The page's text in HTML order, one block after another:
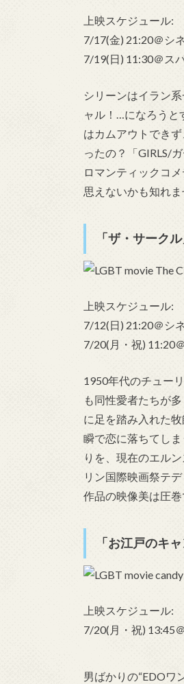
上映スケジュール:
7/17(金) 21:20＠シ
7/19(日) 11:30＠ス
シリーンはイラン
ャル！…になろうと
はカムアウトでき
ったの？「GIRLS/
ロマンティックコ
思えないかも知れま
「ザ・サークル
上映スケジュール:
7/12(日) 21:20＠シ
7/20(月・祝) 11:20
1950年代のチュー
も同性愛者たちが
に足を踏み入れた
瞬で恋に落ちてし
りを、現在のエル
リン国際映画祭テ
作品の映像美は圧巻
「お江戸のキ
上映スケジュール:
7/20(月・祝) 13:45
男ばかりの“EDOワ